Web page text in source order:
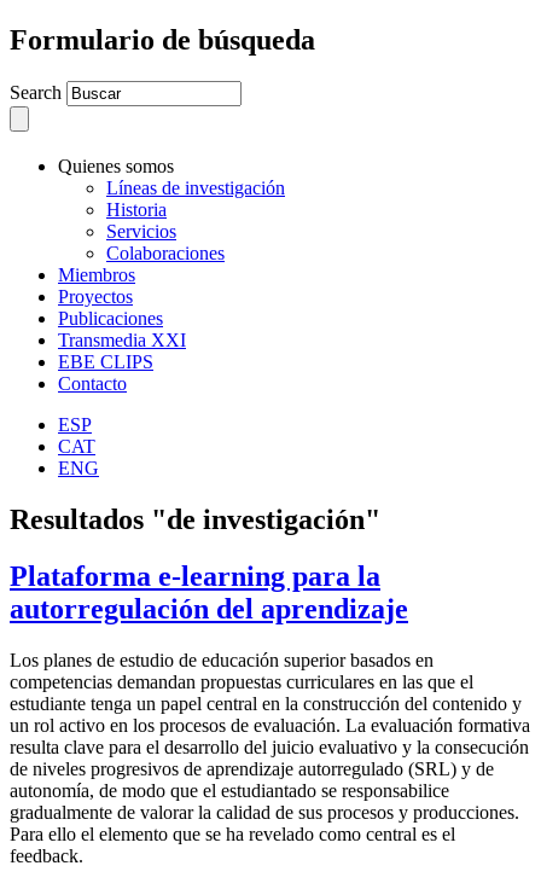
Formulario de búsqueda
Search
Quienes somos
Líneas de investigación
Historia
Servicios
Colaboraciones
Miembros
Proyectos
Publicaciones
Transmedia XXI
EBE CLIPS
Contacto
ESP
CAT
ENG
Resultados "de investigación"
Plataforma e-learning para la
autorregulación del aprendizaje
Los planes de estudio de educación superior basados en
competencias demandan propuestas curriculares en las que el
estudiante tenga un papel central en la construcción del contenido y
un rol activo en los procesos de evaluación. La evaluación formativa
resulta clave para el desarrollo del juicio evaluativo y la consecución
de niveles progresivos de aprendizaje autorregulado (SRL) y de
autonomía, de modo que el estudiantado se responsabilice
gradualmente de valorar la calidad de sus procesos y producciones.
Para ello el elemento que se ha revelado como central es el
feedback.